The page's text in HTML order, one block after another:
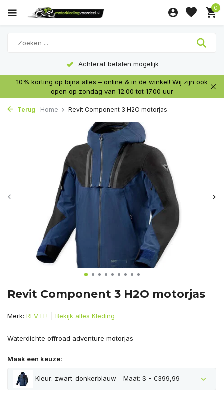
0
Achteraf betalen mogelijk
10% korting op bijna alles – online & in de winkel! Wij zijn ook
open op zondag van 12.00 tot 17.00 uur
Terug Home Revit Component 3 H2O motorjas
Revit Component 3 H2O motorjas
Merk: REV IT! Bekijk alles Kleding
Waterdichte offroad adventure motorjas
Maak een keuze:
Kleur: zwart-donkerblauw - Maat: S - €399,99